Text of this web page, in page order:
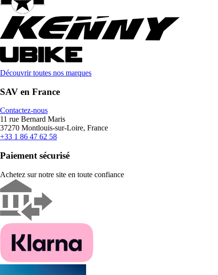
Découvrir toutes nos marques
SAV en France
Contactez-nous
11 rue Bernard Maris
37270 Montlouis-sur-Loire, France
+33 1 86 47 62 58
Paiement sécurisé
Achetez sur notre site en toute confiance